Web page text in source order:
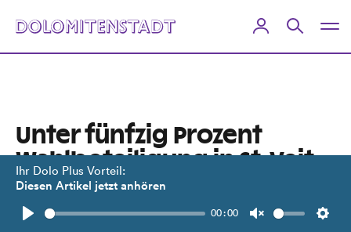
Ihr Dolo Plus Vorteil:
Diesen Artikel jetzt anhören
00:00
Unter fünfzig Prozent
Wahlbeteiligung in St. Veit
2013 gingen in der kleinen Gemeinde
St. Veit im Defereggental noch 60